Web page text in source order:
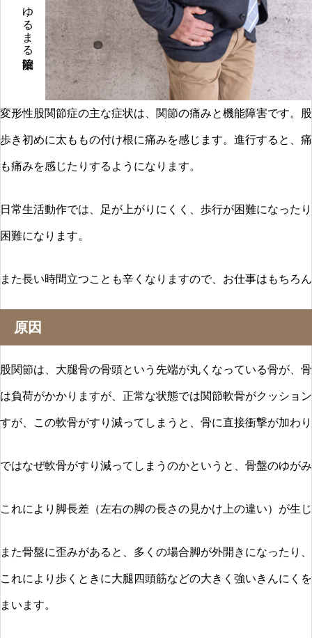
変形性股関節症の主な症状は、関節の痛みと機能障害です。
歩き初めに太ももの付け根に痛みを感じます。進行すると、
も痛みを感じたりするようになります。
日常生活動作では、足が上がりにくく、歩行が困難になった
困難になります。
また長い時間立つことも辛くなりますので、お仕事はもちろ
原因
股関節は、大腿骨の骨頭という先端が丸くなっている骨が、
は負荷がかかりますが、正常な状態では関節軟骨がクッショ
すが、この軟骨がすり減ってしまうと、骨に直接衝撃が加わ
ではなぜ軟骨がすり減ってしまうのかというと、骨盤のゆが
これにより脚長差（左右の脚の長さの見かけ上の違い）が生
また骨盤に歪みがあると、多くの場合脚が外開きになったり
これにより歩くときに大腿四頭筋などの大きく強いきんにく
まいます。